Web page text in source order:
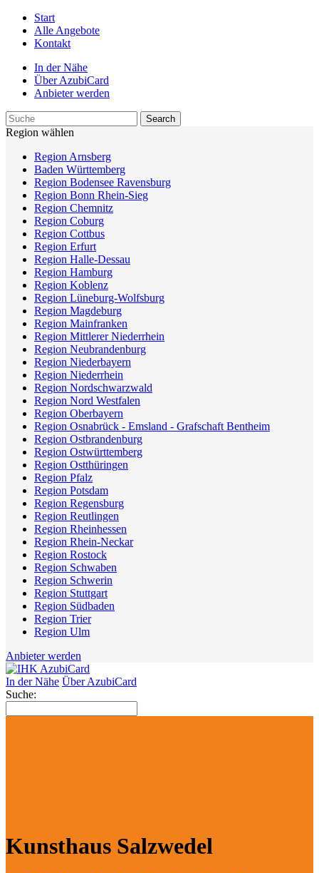
Start
Alle Angebote
Kontakt
In der Nähe
Über AzubiCard
Anbieter werden
Region wählen
Region Arnsberg
Baden Württemberg
Region Bodensee Ravensburg
Region Bonn Rhein-Sieg
Region Chemnitz
Region Coburg
Region Cottbus
Region Erfurt
Region Halle-Dessau
Region Hamburg
Region Koblenz
Region Lüneburg-Wolfsburg
Region Magdeburg
Region Mainfranken
Region Mittlerer Niederrhein
Region Neubrandenburg
Region Niederbayern
Region Niederrhein
Region Nordschwarzwald
Region Nord Westfalen
Region Oberbayern
Region Osnabrück - Emsland - Grafschaft Bentheim
Region Ostbrandenburg
Region Ostwürttemberg
Region Ostthüringen
Region Pfalz
Region Potsdam
Region Regensburg
Region Reutlingen
Region Rheinhessen
Region Rhein-Neckar
Region Rostock
Region Schwaben
Region Schwerin
Region Stuttgart
Region Südbaden
Region Trier
Region Ulm
Anbieter werden
In der Nähe Über AzubiCard
Suche:
Kunsthaus Salzwedel